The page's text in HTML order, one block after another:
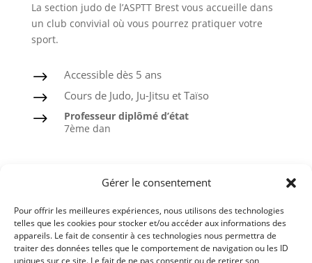
Gérer le consentement
Pour offrir les meilleures expériences, nous utilisons des technologies
telles que les cookies pour stocker et/ou accéder aux informations des
appareils. Le fait de consentir à ces technologies nous permettra de
traiter des données telles que le comportement de navigation ou les ID
uniques sur ce site. Le fait de ne pas consentir ou de retirer son
La section judo de l’ASPTT Brest vous accueille dans
un club convivial où vous pourrez pratiquer votre
sport.
$ Accessible dès 5 ans
$ Cours de Judo, Ju-Jitsu et Taïso
$
Professeur diplômé d’état
7ème dan
Taïso ou Gymnastique douce
Ceintures noires formées à l’ASPTT